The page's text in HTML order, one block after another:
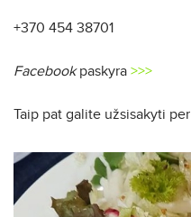
+370 454 38701
Facebookpaskyra >>>
Taip pat galite užsisakyti per